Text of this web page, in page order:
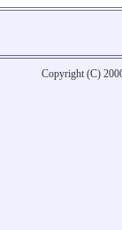
Copyright (C)